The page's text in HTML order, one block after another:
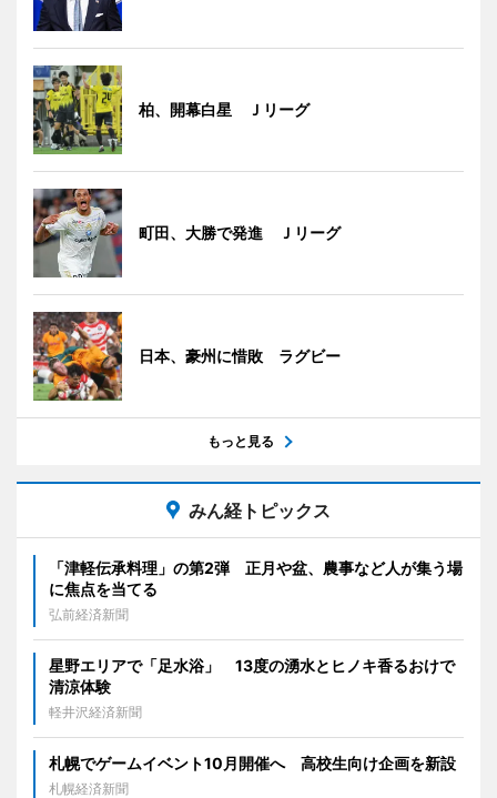
柏、開幕白星 Ｊリーグ
町田、大勝で発進 Ｊリーグ
日本、豪州に惜敗 ラグビー
もっと見る
みん経トピックス
「津軽伝承料理」の第2弾 正月や盆、農事など人が集う場
に焦点を当てる
弘前経済新聞
星野エリアで「足水浴」 13度の湧水とヒノキ香るおけで
清涼体験
軽井沢経済新聞
札幌でゲームイベント10月開催へ 高校生向け企画を新設
札幌経済新聞